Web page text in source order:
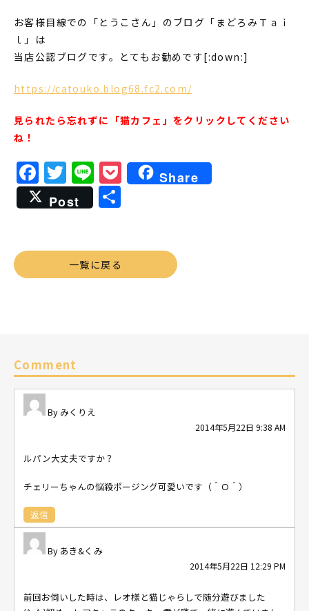
お客様目線での「とうこさん」のブログ「まどろみＴａｉ
ｌ」は
当店公認ブログです。とてもお勧めです[:down:]
https://catouko.blog68.fc2.com/
見られたら忘れずに「猫カフェ」をクリックしてください
ね！
Facebook
Twitter
LinePocket
Share
Post
共
一覧に戻る
Comment
みくりえ
2014年5月22日 9:38 AM
ルパン大丈夫ですか？
チェリーちゃんの悩殺ポージング可愛いです（＾Ｏ＾）
返信
あき&くみ
2014年5月22日 12:29 PM
前回お伺いした時は、レオ様と猫じゃらしで随分遊びました